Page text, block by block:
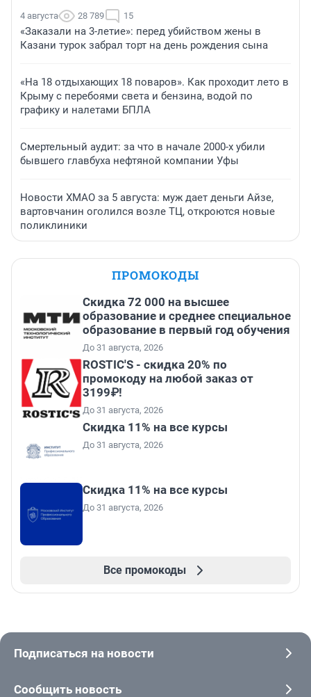
4 августа 28 789 15
«Заказали на 3-летие»: перед убийством жены в
Казани турок забрал торт на день рождения сына
«На 18 отдыхающих 18 поваров». Как проходит лето в
Крыму с перебоями света и бензина, водой по
графику и налетами БПЛА
Смертельный аудит: за что в начале 2000-х убили
бывшего главбуха нефтяной компании Уфы
Новости ХМАО за 5 августа: муж дает деньги Айзе,
вартовчанин оголился возле ТЦ, откроются новые
поликлиники
ПРОМОКОДЫ
Скидка 72 000 на высшее
образование и среднее специальное
образование в первый год обучения
До 31 августа, 2026
ROSTIC'S - скидка 20% по
промокоду на любой заказ от
3199₽!
До 31 августа, 2026
Скидка 11% на все курсы
До 31 августа, 2026
Скидка 11% на все курсы
До 31 августа, 2026
Все промокоды
Подписаться на новости
Сообщить новость